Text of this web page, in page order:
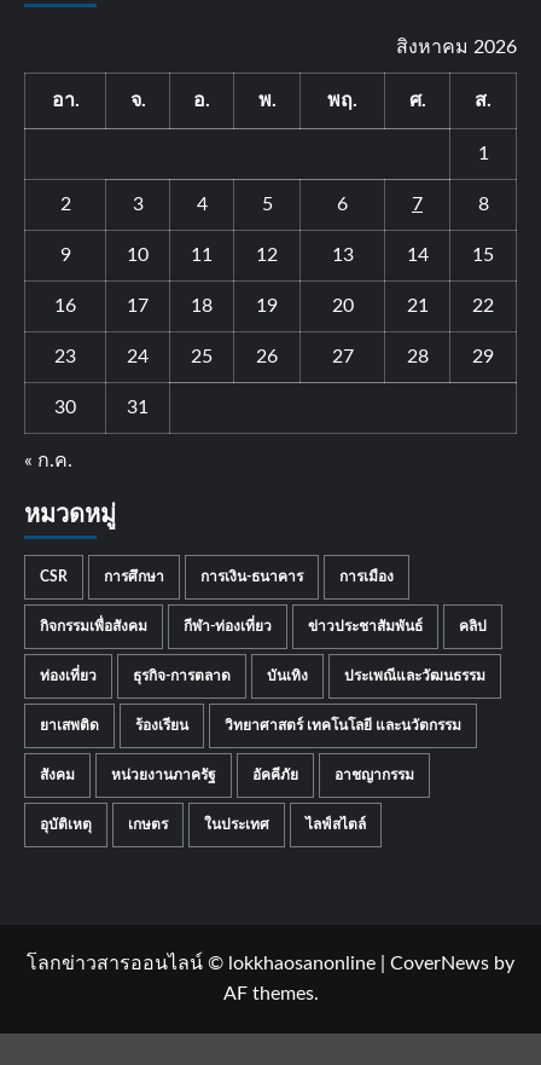
สิงหาคม 2026
อา. จ. อ. พ. พฤ. ศ. ส.
1
2 3 4 5 6 7 8
9 10 11 12 13 14 15
16 17 18 19 20 21 22
23 24 25 26 27 28 29
30 31
« ก.ค.
หมวดหมู่
CSR การศึกษา การเงิน-ธนาคาร การเมือง
กิจกรรมเพื่อสังคม กีฬา-ท่องเที่ยว ข่าวประชาสัมพันธ์ คลิป
ท่องเที่ยว ธุรกิจ-การตลาด บันเทิง ประเพณีและวัฒนธรรม
ยาเสพติด ร้องเรียน วิทยาศาสตร์ เทคโนโลยี และนวัตกรรม
สังคม หน่วยงานภาครัฐ อัคคีภัย อาชญากรรม
อุบัติเหตุ เกษตร ในประเทศ ไลฟ์สไตล์
โลกข่าวสารออนไลน์ © lokkhaosanonline CoverNews by
AF themes.